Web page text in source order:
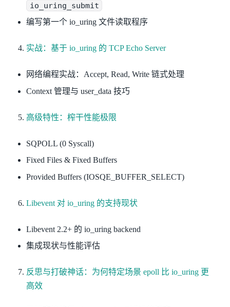
io_uring_submit
编写第一个 io_uring 文件读取程序
实战：基于 io_uring 的 TCP Echo Server
网络编程实战：Accept, Read, Write 链式处理
Context 管理与 user_data 技巧
高级特性：榨干性能极限
SQPOLL (0 Syscall)
Fixed Files & Fixed Buffers
Provided Buffers (IOSQE_BUFFER_SELECT)
Libevent 对 io_uring 的支持现状
Libevent 2.2+ 的 io_uring backend
集成现状与性能评估
反思与打破神话：为何特定场景 epoll 比 io_uring 更
高效